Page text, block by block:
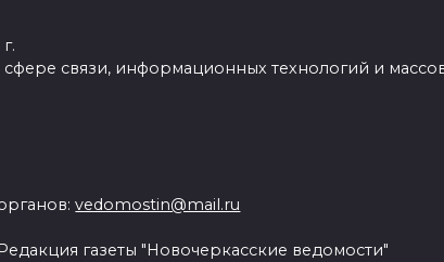
связи, информационных технологий и
vedomostin@mail.ru
газеты "Новочеркасские ведомости"